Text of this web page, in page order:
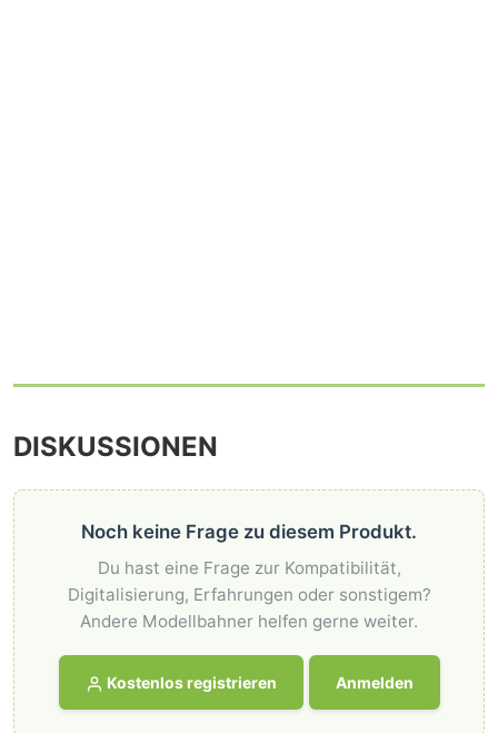
DISKUSSIONEN
Noch keine Frage zu diesem Produkt.
Du hast eine Frage zur Kompatibilität,
Digitalisierung, Erfahrungen oder sonstigem?
Andere Modellbahner helfen gerne weiter.
Kostenlos registrieren Anmelden